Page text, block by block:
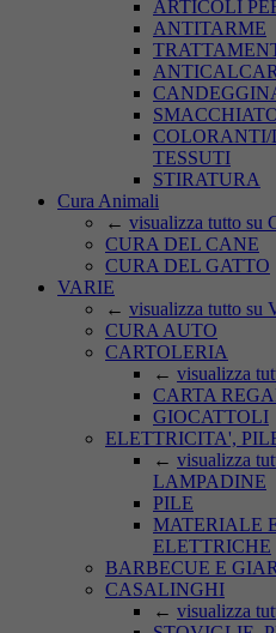
ARTICOLI
ANTITARME
COLORANTI/
TESSUTI
STIRATURA
Cura Animali
← visualizza tutto su
CURA DEL CANE
CURA DEL GATTO
VARIE
← visualizza tutto su
CURA AUTO
CARTOLERIA
← visualizza
CARTA
GIOCATTOLI
ELETTRICITA',
← visualizza
LAMPADINE
PILE
MATERIALE
ELETTRICHE
BARBECUE E
CASALINGHI
← visualizza